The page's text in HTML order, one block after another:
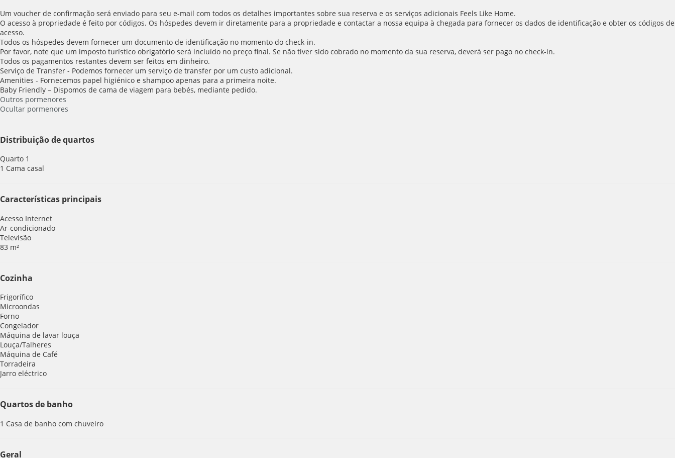
Um voucher de confirmação será enviado para seu e-mail com todos os detalhes importantes sobre sua reserva e os serviços adicionais Feels Like Home.
O acesso à propriedade é feito por códigos. Os hóspedes devem ir diretamente para a propriedade e contactar a nossa equipa à chegada para fornecer os dados de identificação e obter os códigos de
acesso.
Todos os hóspedes devem fornecer um documento de identificação no momento do check-in.
Por favor, note que um imposto turístico obrigatório será incluído no preço final. Se não tiver sido cobrado no momento da sua reserva, deverá ser pago no check-in.
Todos os pagamentos restantes devem ser feitos em dinheiro.
Serviço de Transfer - Podemos fornecer um serviço de transfer por um custo adicional.
Amenities - Fornecemos papel higiénico e shampoo apenas para a primeira noite.
Baby Friendly – Dispomos de cama de viagem para bebés, mediante pedido.
Outros pormenores
Ocultar pormenores
Distribuição de quartos
Quarto 1
1 Cama casal
Características principais
Acesso Internet
Ar-condicionado
Televisão
83 m²
Cozinha
Frigorífico
Microondas
Forno
Congelador
Máquina de lavar louça
Louça/Talheres
Máquina de Café
Torradeira
Jarro eléctrico
Quartos de banho
1 Casa de banho com chuveiro
Geral